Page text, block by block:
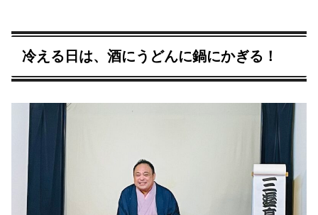
冷える日は、酒にうどんに鍋にかぎる！